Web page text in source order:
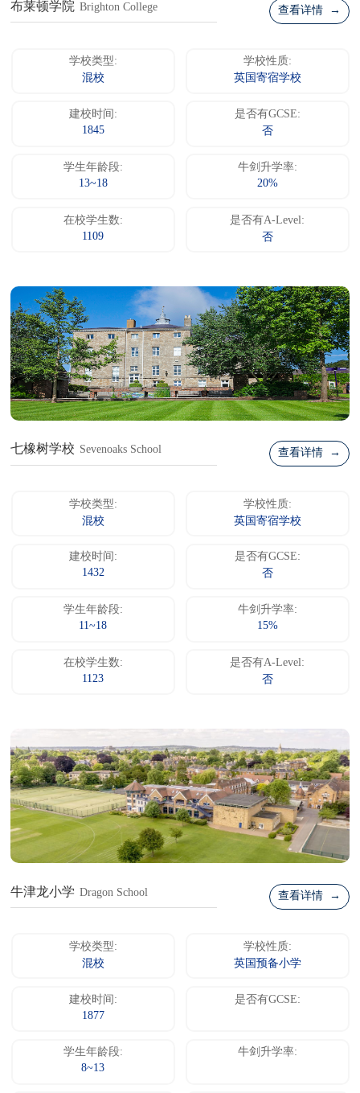
布莱顿学院 Brighton College 查看详情 →
学校类型:
混校
学校性质:
英国寄宿学校
建校时间:
1845
是否有GCSE:
否
学生年龄段:
13~18
牛剑升学率:
20%
在校学生数:
1109
是否有A-Level:
否
七橡树学校 Sevenoaks School 查看详情 →
学校类型:
混校
学校性质:
英国寄宿学校
建校时间:
1432
是否有GCSE:
否
学生年龄段:
11~18
牛剑升学率:
15%
在校学生数:
1123
是否有A-Level:
否
牛津龙小学 Dragon School 查看详情 →
学校类型:
混校
学校性质:
英国预备小学
建校时间:
1877
是否有GCSE:
学生年龄段:
8~13
牛剑升学率: